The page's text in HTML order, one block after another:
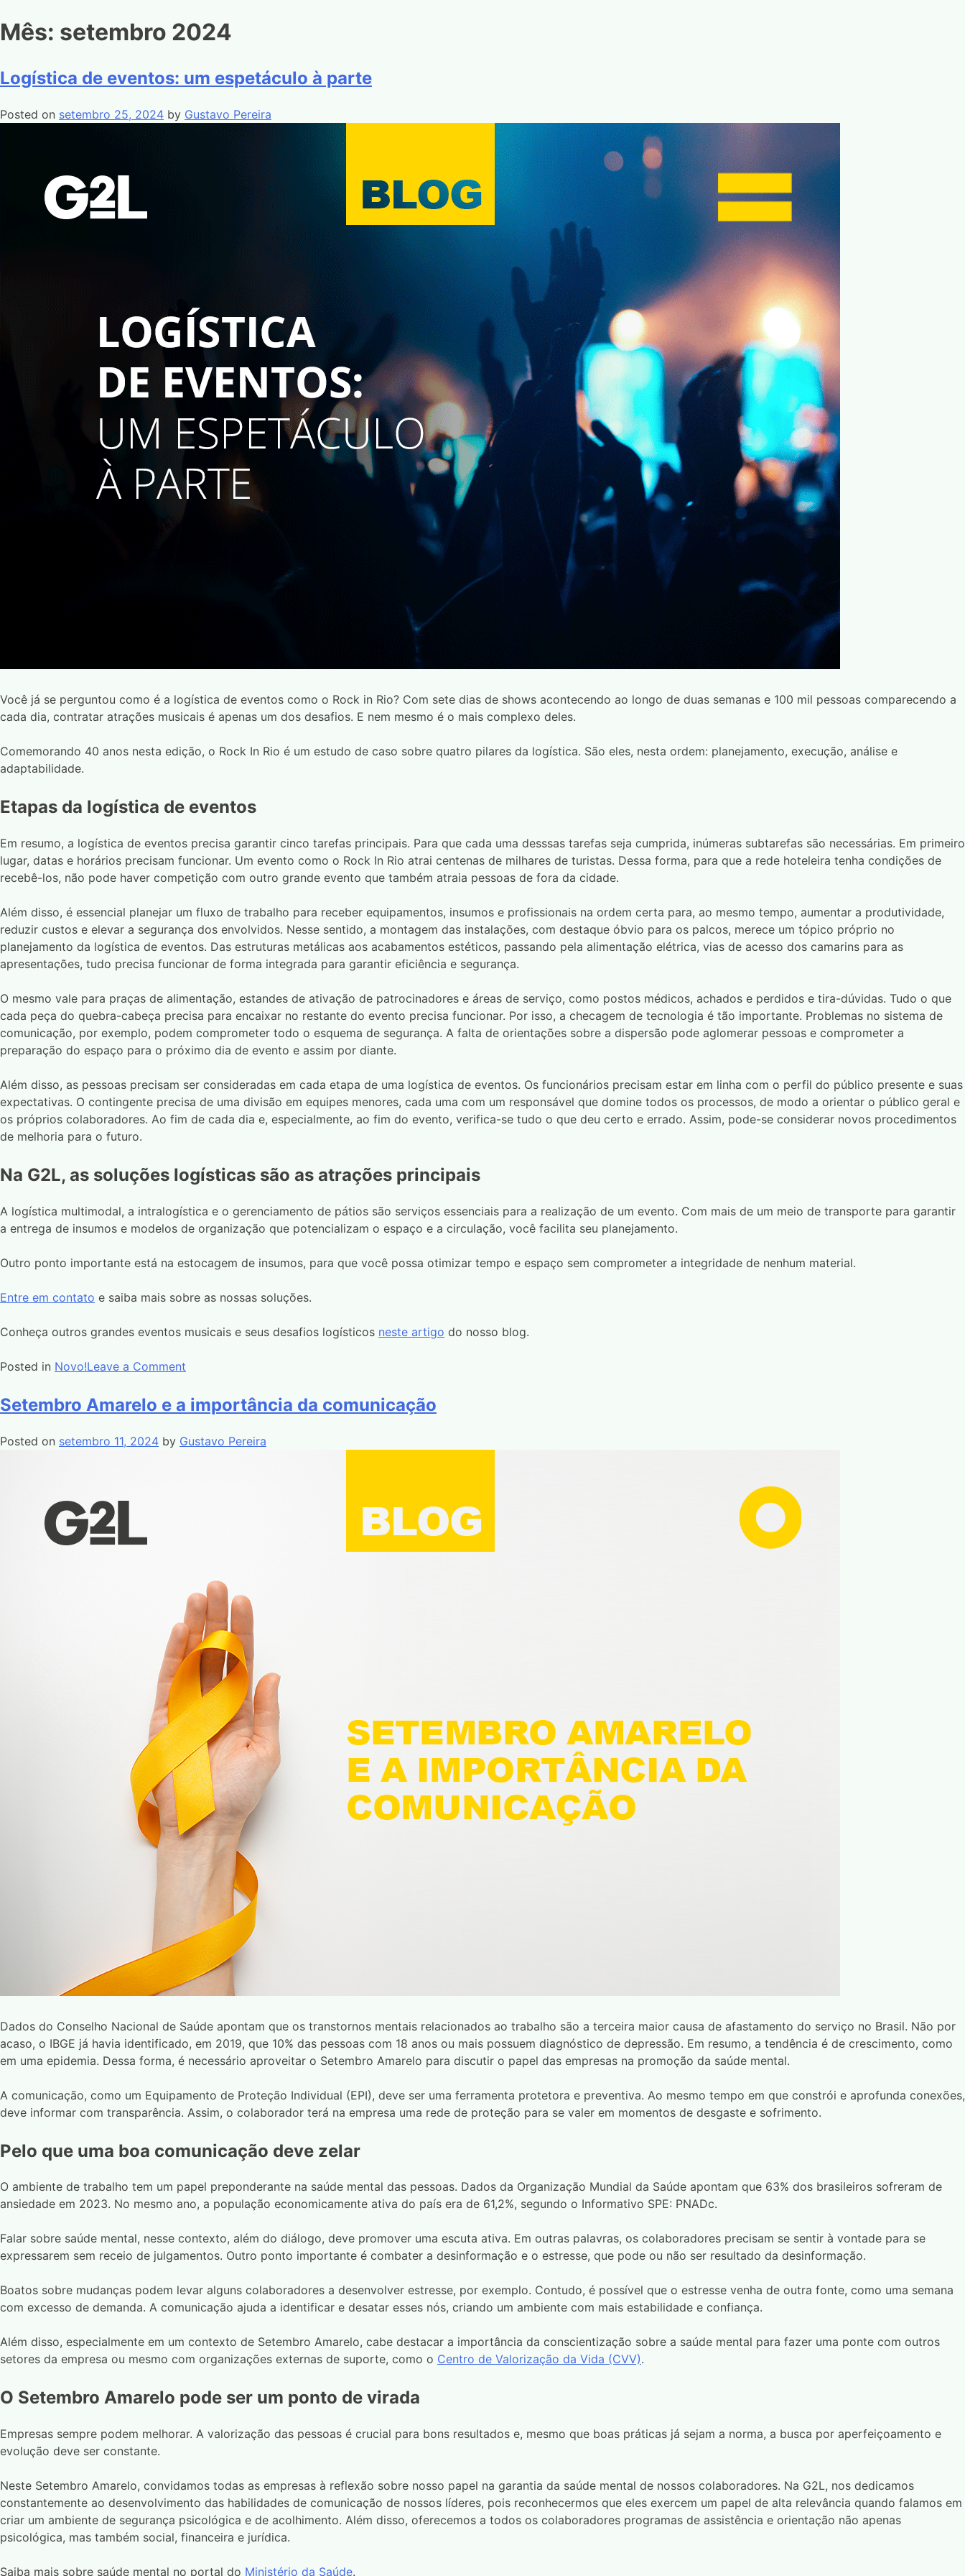
Mês: setembro 2024
Logística de eventos: um espetáculo à parte
Posted on setembro 25, 2024 by Gustavo Pereira
Você já se perguntou como é a logística de eventos como o Rock in Rio? Com sete dias de shows acontecendo ao longo de duas semanas e 100 mil pessoas comparecendo a
cada dia, contratar atrações musicais é apenas um dos desafios. E nem mesmo é o mais complexo deles.
Comemorando 40 anos nesta edição, o Rock In Rio é um estudo de caso sobre quatro pilares da logística. São eles, nesta ordem: planejamento, execução, análise e
adaptabilidade.
Etapas da logística de eventos
Em resumo, a logística de eventos precisa garantir cinco tarefas principais. Para que cada uma desssas tarefas seja cumprida, inúmeras subtarefas são necessárias. Em primeiro
lugar, datas e horários precisam funcionar. Um evento como o Rock In Rio atrai centenas de milhares de turistas. Dessa forma, para que a rede hoteleira tenha condições de
recebê-los, não pode haver competição com outro grande evento que também atraia pessoas de fora da cidade.
Além disso, é essencial planejar um fluxo de trabalho para receber equipamentos, insumos e profissionais na ordem certa para, ao mesmo tempo, aumentar a produtividade,
reduzir custos e elevar a segurança dos envolvidos. Nesse sentido, a montagem das instalações, com destaque óbvio para os palcos, merece um tópico próprio no
planejamento da logística de eventos. Das estruturas metálicas aos acabamentos estéticos, passando pela alimentação elétrica, vias de acesso dos camarins para as
apresentações, tudo precisa funcionar de forma integrada para garantir eficiência e segurança.
O mesmo vale para praças de alimentação, estandes de ativação de patrocinadores e áreas de serviço, como postos médicos, achados e perdidos e tira-dúvidas. Tudo o que
cada peça do quebra-cabeça precisa para encaixar no restante do evento precisa funcionar. Por isso, a checagem de tecnologia é tão importante. Problemas no sistema de
comunicação, por exemplo, podem comprometer todo o esquema de segurança. A falta de orientações sobre a dispersão pode aglomerar pessoas e comprometer a
preparação do espaço para o próximo dia de evento e assim por diante.
Além disso, as pessoas precisam ser consideradas em cada etapa de uma logística de eventos. Os funcionários precisam estar em linha com o perfil do público presente e suas
expectativas. O contingente precisa de uma divisão em equipes menores, cada uma com um responsável que domine todos os processos, de modo a orientar o público geral e
os próprios colaboradores. Ao fim de cada dia e, especialmente, ao fim do evento, verifica-se tudo o que deu certo e errado. Assim, pode-se considerar novos procedimentos
de melhoria para o futuro.
Na G2L, as soluções logísticas são as atrações principais
A logística multimodal, a intralogística e o gerenciamento de pátios são serviços essenciais para a realização de um evento. Com mais de um meio de transporte para garantir
a entrega de insumos e modelos de organização que potencializam o espaço e a circulação, você facilita seu planejamento.
Outro ponto importante está na estocagem de insumos, para que você possa otimizar tempo e espaço sem comprometer a integridade de nenhum material.
Entre em contato e saiba mais sobre as nossas soluções.
Conheça outros grandes eventos musicais e seus desafios logísticos neste artigo do nosso blog.
Posted in Novo!Leave a Comment
Setembro Amarelo e a importância da comunicação
Posted on setembro 11, 2024 by Gustavo Pereira
Dados do Conselho Nacional de Saúde apontam que os transtornos mentais relacionados ao trabalho são a terceira maior causa de afastamento do serviço no Brasil. Não por
acaso, o IBGE já havia identificado, em 2019, que 10% das pessoas com 18 anos ou mais possuem diagnóstico de depressão. Em resumo, a tendência é de crescimento, como
em uma epidemia. Dessa forma, é necessário aproveitar o Setembro Amarelo para discutir o papel das empresas na promoção da saúde mental.
A comunicação, como um Equipamento de Proteção Individual (EPI), deve ser uma ferramenta protetora e preventiva. Ao mesmo tempo em que constrói e aprofunda conexões,
deve informar com transparência. Assim, o colaborador terá na empresa uma rede de proteção para se valer em momentos de desgaste e sofrimento.
Pelo que uma boa comunicação deve zelar
O ambiente de trabalho tem um papel preponderante na saúde mental das pessoas. Dados da Organização Mundial da Saúde apontam que 63% dos brasileiros sofreram de
ansiedade em 2023. No mesmo ano, a população economicamente ativa do país era de 61,2%, segundo o Informativo SPE: PNADc.
Falar sobre saúde mental, nesse contexto, além do diálogo, deve promover uma escuta ativa. Em outras palavras, os colaboradores precisam se sentir à vontade para se
expressarem sem receio de julgamentos. Outro ponto importante é combater a desinformação e o estresse, que pode ou não ser resultado da desinformação.
Boatos sobre mudanças podem levar alguns colaboradores a desenvolver estresse, por exemplo. Contudo, é possível que o estresse venha de outra fonte, como uma semana
com excesso de demanda. A comunicação ajuda a identificar e desatar esses nós, criando um ambiente com mais estabilidade e confiança.
Além disso, especialmente em um contexto de Setembro Amarelo, cabe destacar a importância da conscientização sobre a saúde mental para fazer uma ponte com outros
setores da empresa ou mesmo com organizações externas de suporte, como o Centro de Valorização da Vida (CVV).
O Setembro Amarelo pode ser um ponto de virada
Empresas sempre podem melhorar. A valorização das pessoas é crucial para bons resultados e, mesmo que boas práticas já sejam a norma, a busca por aperfeiçoamento e
evolução deve ser constante.
Neste Setembro Amarelo, convidamos todas as empresas à reflexão sobre nosso papel na garantia da saúde mental de nossos colaboradores. Na G2L, nos dedicamos
constantemente ao desenvolvimento das habilidades de comunicação de nossos líderes, pois reconhecermos que eles exercem um papel de alta relevância quando falamos em
criar um ambiente de segurança psicológica e de acolhimento. Além disso, oferecemos a todos os colaboradores programas de assistência e orientação não apenas
psicológica, mas também social, financeira e jurídica.
Saiba mais sobre saúde mental no portal do Ministério da Saúde.